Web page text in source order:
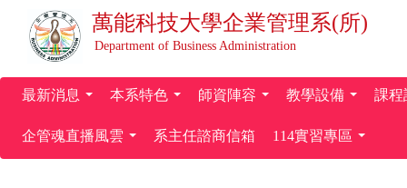
萬能科技大學企業管理系(所)
Department of Business Administration
最新消息 本系特色 師資陣容 教學設備 課程
企管魂直播風雲 系主任諮商信箱 114實習專區